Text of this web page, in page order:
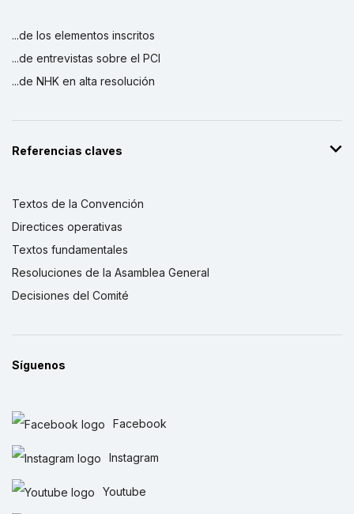
...de los elementos inscritos
...de entrevistas sobre el PCI
...de NHK en alta resolución
Referencias claves
Textos de la Convención
Directices operativas
Textos fundamentales
Resoluciones de la Asamblea General
Decisiones del Comité
Síguenos
Facebook
Instagram
Youtube